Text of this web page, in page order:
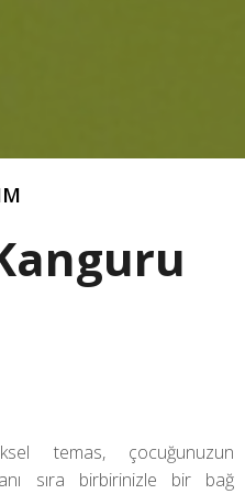
temas, çocuğunuzun
sıra birbirinizle bir bağ